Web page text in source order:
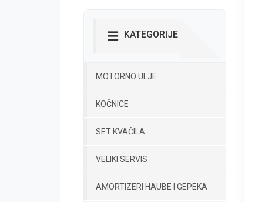
KATEGORIJE
MOTORNO ULJE
KOČNICE
SET KVAČILA
VELIKI SERVIS
AMORTIZERI HAUBE I GEPEKA